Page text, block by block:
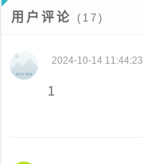
用户评论 (17)
2024-10-14 11:44:23
1